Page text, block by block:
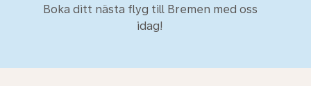
Boka ditt nästa flyg till Bremen med oss
idag!